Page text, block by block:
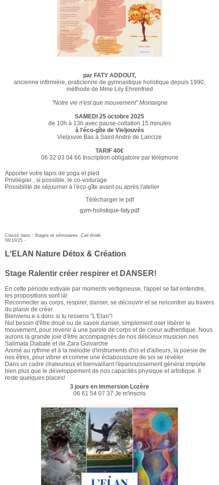
par FATY ADDOUT,
ancienne infirmière, praticienne de gymnastique holistique depuis 1990,
méthode de Mme Lily Ehrenfried
"Notre vie n'est que mouvement" Montaigne
SAMEDI 25 octobre 2025
de 10h à 13h avec pause-collation 15 minutes
à l'éco-gîte de Vieljouvès
Vieljouve Bas à Saint André de Lancize
TARIF 40€
06 32 03 04 66 Inscription obligatoire par téléphone
Apporter votre tapis de yoga et pled
Privilégier , si possible, le co-voiturage
Possibilité de séjourner à l'éco-gîte avant ou après l'atelier
Télécharger le pdf
gym-holistique-faty.pdf
Classé dans : Stages et séminaires
Ciel étoilé
08/10/25 -
L'ELAN Nature Détox & Création
Stage Ralentir créer respirer et DANSER!
En cette période estivale par moments vertigineuse, l'appel se fait entendre,
les propositions sont là!
Reconnecter au corps, respirer, danser, se découvrir et se rencontrer au travers
du plaisir de créer.
Bienvenu.e.s donc si tu ressens "L'Elan"!
Nul besoin d'être doué ou de savoir danser, simplement oser libérer le
mouvement, pour revenir à une parole de corps et de coeur authentique. Nous
aurons la grande joie d'être accompagnés de nos délicieux musicien.nes
Salimata Diabaté et de Zara Guivarche
Animé au rythme et à la mélodie d'instruments d'ici et d'ailleurs, la poésie de
nos êtres, pour vibrer et comme une éclaboussure de soi se révéler.
Dans un cadre chaleureux et bienvaillant l'épanouissement général importe
bien plus que le développement de nos capacités physique et artistique. Il
reste quelques places!
3 jours en immersion Lozère
06 61 54 07 37 Je m'inscris